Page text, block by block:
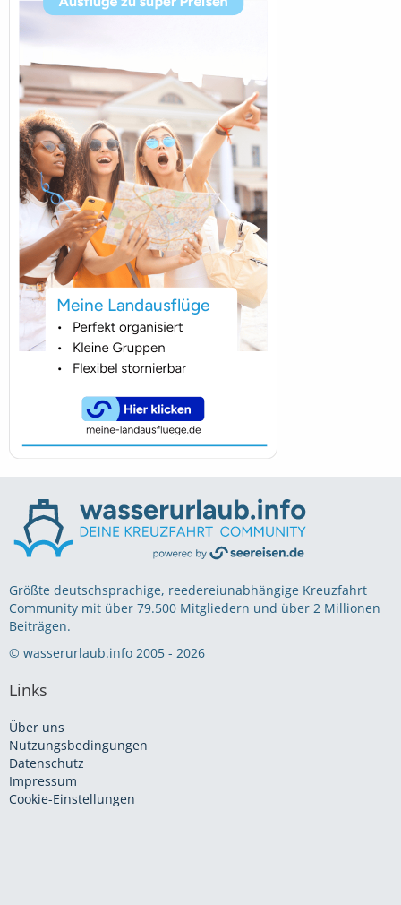
Größte deutschsprachige, reedereiunabhängige Kreuzfahrt
Community mit über 79.500 Mitgliedern und über 2 Millionen
Beiträgen.
© wasserurlaub.info 2005 - 2026
Links
Über uns
Nutzungsbedingungen
Datenschutz
Impressum
Cookie-Einstellungen